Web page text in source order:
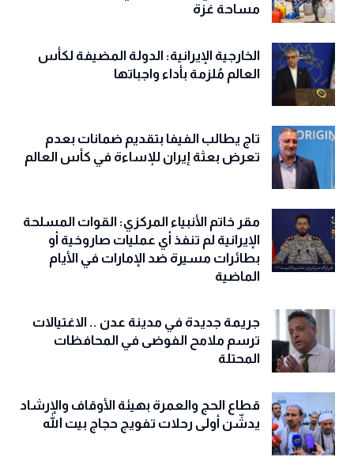
مساحة غزة
الخارجية الإيرانية: الدولة المضيفة لكأس
العالم مُلزمة بأداء واجباتها
تاج يطالب الفيفا بتقديم ضمانات بعدم
تعرض بعثة إيران للإساءة في كأس العالم
مقر خاتم الأنبياء المركزي: القوات المسلحة
الإيرانية لم تنفذ أي عمليات صاروخية أو
بطائرات مسيرة ضد الإمارات في الأيام
الماضية
جريمة جديدة في مدينة عدن .. الاغتيالات
ترسم ملامح الفوضى في المحافظات
المحتلة
قطاع الحج والعمرة بهيئة الأوقاف والإرشاد
يدشّن أولى رحلات تفويج حجاج بيت الله